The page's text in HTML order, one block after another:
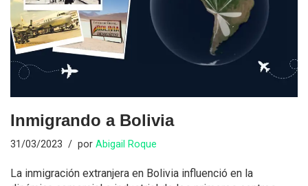
Inmigrando a Bolivia
31/03/2023 por Abigail Roque
La inmigración extranjera en Bolivia influenció en la